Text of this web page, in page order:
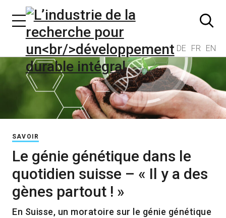
DE FR EN
SAVOIR
Le génie génétique dans le
quotidien suisse – « Il y a des
gènes partout ! »
En Suisse, un moratoire sur le génie génétique